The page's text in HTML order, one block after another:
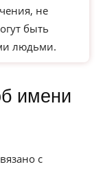
не
быть
людьми.
имени
с